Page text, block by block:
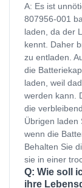
A: Es ist
807956-001
laden, da der
kennt. Daher
zu entladen.
die
laden, weil
werden kann.
die
Übrigen laden
wenn die
Behalten Sie
sie in einer
Q: Wie soll
ihre